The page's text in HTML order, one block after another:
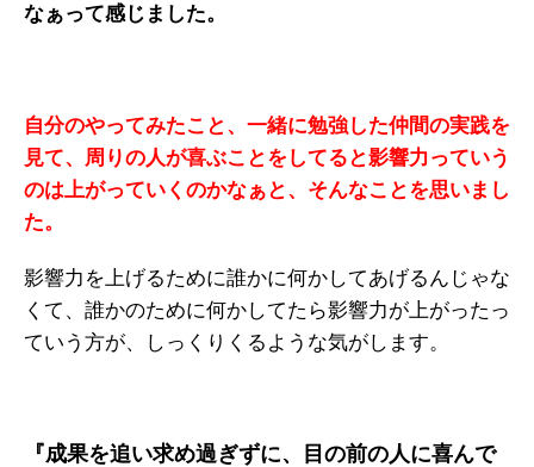
なぁって感じました。
自分のやってみたこと、一緒に勉強した仲間の実践を
見て、周りの人が喜ぶことをしてると影響力っていう
のは上がっていくのかなぁと、そんなことを思いまし
た。
影響力を上げるために誰かに何かしてあげるんじゃな
くて、誰かのために何かしてたら影響力が上がったっ
ていう方が、しっくりくるような気がします。
『成果を追い求め過ぎずに、目の前の人に喜んで